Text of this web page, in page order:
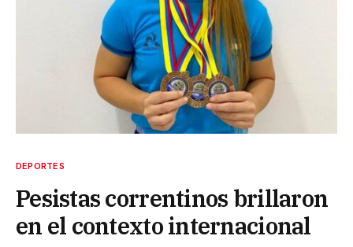
DEPORTES
Pesistas correntinos brillaron
en el contexto internacional